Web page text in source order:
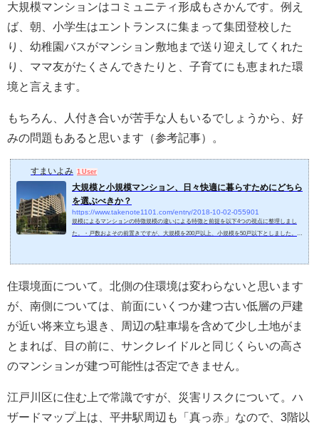
大規模マンションはコミュニティ形成もさかんです。例え
ば、朝、小学生はエントランスに集まって集団登校した
り、幼稚園バスがマンション敷地まで送り迎えしてくれた
り、ママ友がたくさんできたりと、子育てにも恵まれた環
境と言えます。
もちろん、人付き合いが苦手な人もいるでしょうから、好
みの問題もあると思います（参考記事）。
すまいよみ 1 User
大規模と小規模マンション、日々快適に暮らすためにどちら
を選ぶべきか？
https://www.takenote1101.com/entry/2018-10-02-055901
規模によるマンションの特徴規模の違いによる特徴と前提を以下4つの視点に整理しまし
た。・戸数およその前置きですが、大規模を200戸以上、小規模を50戸以下としました。私
が多いので、当然マンションの敷地面積は広く、タワマンのように空に長くてもそれなり
住環境面について。北側の住環境は変わらないと思います
が、南側については、前面にいくつか建つ古い低層の戸建
が近い将来立ち退き、周辺の駐車場を含めて少し土地がま
とまれば、目の前に、サンクレイドルと同じくらいの高さ
のマンションが建つ可能性は否定できません。
江戸川区に住む上で常識ですが、災害リスクについて。ハ
ザードマップ上は、平井駅周辺も「真っ赤」なので、3階以